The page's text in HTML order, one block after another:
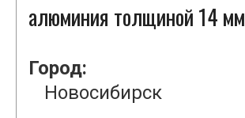
алюминия толщиной 14 мм
Город:
Новосибирск